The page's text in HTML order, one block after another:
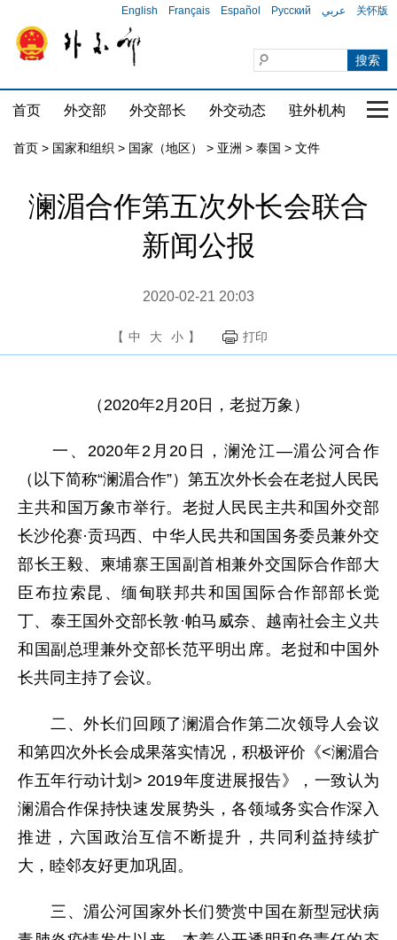
English Français Español Русский عربي 关怀版
首页 外交部 外交部长 外交动态 驻外机构 国
首页 > 国家和组织 > 国家（地区） > 亚洲 > 泰国 > 文件
澜湄合作第五次外长会联合
新闻公报
2020-02-21 20:03
【 中 大 小 】 打印
（2020年2月20日，老挝万象）
一、2020年2月20日，澜沧江—湄公河合作
（以下简称“澜湄合作”）第五次外长会在老挝人民民
主共和国万象市举行。老挝人民民主共和国外交部
长沙伦赛·贡玛西、中华人民共和国国务委员兼外交
部长王毅、柬埔寨王国副首相兼外交国际合作部大
臣布拉索昆、缅甸联邦共和国国际合作部部长觉
丁、泰王国外交部长敦·帕马威奈、越南社会主义共
和国副总理兼外交部长范平明出席。老挝和中国外
长共同主持了会议。
二、外长们回顾了澜湄合作第二次领导人会议
和第四次外长会成果落实情况，积极评价《<澜湄合
作五年行动计划> 2019年度进展报告》，一致认为
澜湄合作保持快速发展势头，各领域务实合作深入
推进，六国政治互信不断提升，共同利益持续扩
大，睦邻友好更加巩固。
三、湄公河国家外长们赞赏中国在新型冠状病